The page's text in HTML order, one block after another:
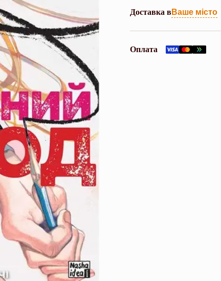
Доставка вВаше місто
Оплата